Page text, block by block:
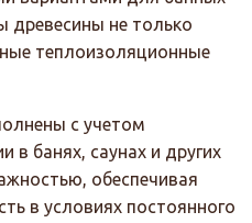
древесины не только
теплоизоляционные
с учетом
в банях, саунах и других
обеспечивая
в условиях постоянного